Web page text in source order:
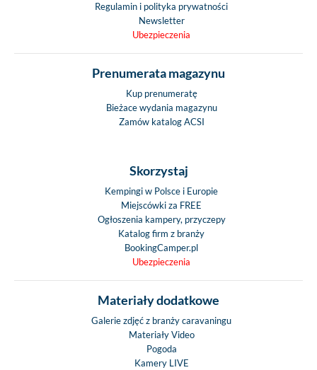
Regulamin i polityka prywatności
Newsletter
Ubezpieczenia
Prenumerata magazynu
Kup prenumeratę
Bieżace wydania magazynu
Zamów katalog ACSI
Skorzystaj
Kempingi w Polsce i Europie
Miejscówki za FREE
Ogłoszenia kampery, przyczepy
Katalog firm z branży
BookingCamper.pl
Ubezpieczenia
Materiały dodatkowe
Galerie zdjęć z branży caravaningu
Materiały Video
Pogoda
Kamery LIVE